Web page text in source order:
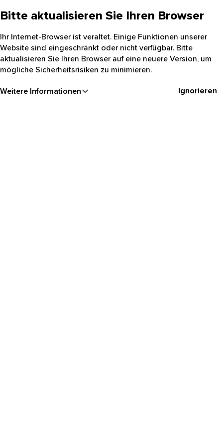
Bitte aktualisieren Sie Ihren Browser
Ihr Internet-Browser ist veraltet. Einige Funktionen unserer
Website sind eingeschränkt oder nicht verfügbar. Bitte
aktualisieren Sie Ihren Browser auf eine neuere Version, um
mögliche Sicherheitsrisiken zu minimieren.
Weitere Informationen Ignorieren